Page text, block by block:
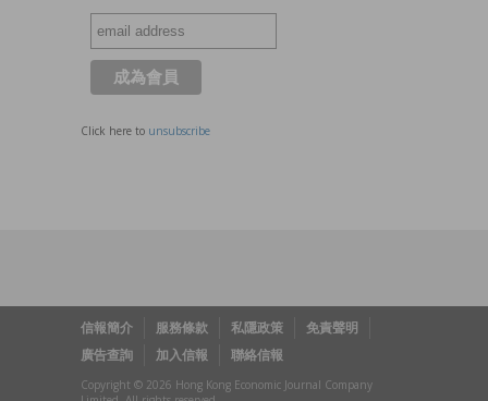
Click here to unsubscribe
信報簡介 服務條款 私隱政策
免責聲明
廣告查詢
加入信報 聯絡信報
Copyright © 2026 Hong Kong Economic Journal Company